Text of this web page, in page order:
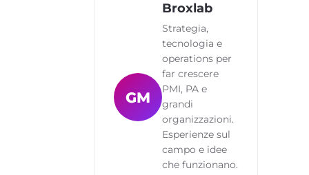
GM
Broxlab
Strategia,
tecnologia e
operations per
far crescere
PMI, PA e
grandi
organizzazioni.
Esperienze sul
campo e idee
che funzionano.